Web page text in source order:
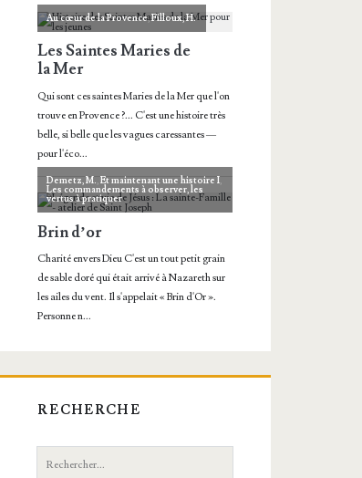
RECHERCHE
Recherche: